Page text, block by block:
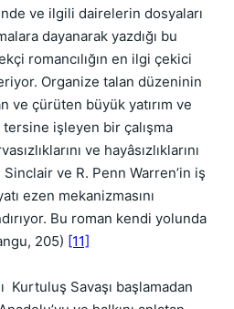
ve ilgili dairelerin dosyaları
dayanarak yazdığı bu
romancılığın en ilgi çekici
Organize talan düzeninin
ve çürüten büyük yatırım ve
işleyen bir çalışma
ve hayâsızlıklarını
ve R. Penn Warren’in iş
ezen mekanizmasını
Bu roman kendi yolunda
205) [11]
Kurtuluş Savaşı başlamadan